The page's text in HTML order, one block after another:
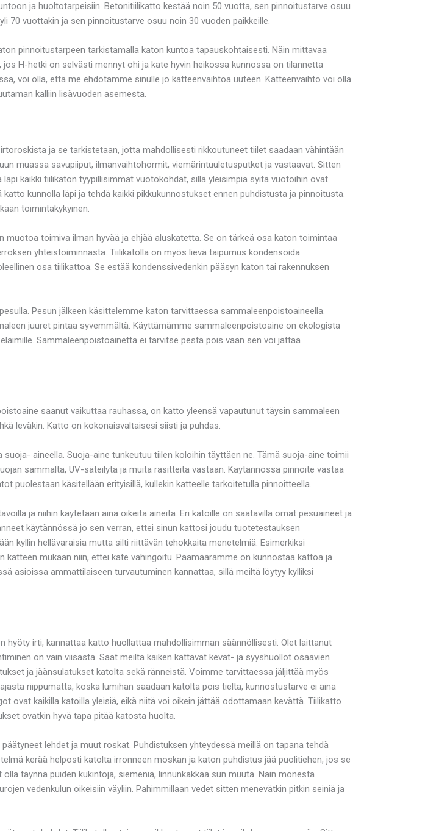
ja huoltotarpeisiin. Betonitiilikatto kestää noin 50 vuotta, sen pinnoitustarve osuu
70 vuottakin ja sen pinnoitustarve osuu noin 30 vuoden paikkeille.
pinnoitustarpeen tarkistamalla katon kuntoa tapauskohtaisesti. Näin mittavaa
H-hetki on selvästi mennyt ohi ja kate hyvin heikossa kunnossa on tilannetta
voi olla, että me ehdotamme sinulle jo katteenvaihtoa uuteen. Katteenvaihto voi olla
kalliin lisävuoden asemesta.
ja se tarkistetaan, jotta mahdollisesti rikkoutuneet tiilet saadaan vähintään
muassa savupiiput, ilmanvaihtohormit, viemärintuuletusputket ja vastaavat. Sitten
kaikki tiilikaton tyypillisimmät vuotokohdat, sillä yleisimpiä syitä vuotoihin ovat
kunnolla läpi ja tehdä kaikki pikkukunnostukset ennen puhdistusta ja pinnoitusta.
toimintakykyinen.
toimiva ilman hyvää ja ehjää aluskatetta. Se on tärkeä osa katon toimintaa
yhteistoiminnasta. Tiilikatolla on myös lievä taipumus kondensoida
osa tiilikattoa. Se estää kondenssivedenkin pääsyn katon tai rakennuksen
Pesun jälkeen käsittelemme katon tarvittaessa sammaleenpoistoaineella.
juuret pintaa syvemmältä. Käyttämämme sammaleenpoistoaine on ekologista
Sammaleenpoistoainetta ei tarvitse pestä pois vaan sen voi jättää
saanut vaikuttaa rauhassa, on katto yleensä vapautunut täysin sammaleen
leväkin. Katto on kokonaisvaltaisesi siisti ja puhdas.
aineella. Suoja-aine tunkeutuu tiilen koloihin täyttäen ne. Tämä suoja-aine toimii
sammalta, UV-säteilytä ja muita rasitteita vastaan. Käytännössä pinnoite vastaa
puolestaan käsitellään erityisillä, kullekin katteelle tarkoitetulla pinnoitteella.
ja niihin käytetään aina oikeita aineita. Eri katoille on saatavilla omat pesuaineet ja
käytännössä jo sen verran, ettei sinun kattosi joudu tuotetestauksen
kyllin hellävaraisia mutta silti riittävän tehokkaita menetelmiä. Esimerkiksi
mukaan niin, ettei kate vahingoitu. Päämäärämme on kunnostaa kattoa ja
asioissa ammattilaiseen turvautuminen kannattaa, sillä meiltä löytyy kylliksi
irti, kannattaa katto huollattaa mahdollisimman säännöllisesti. Olet laittanut
on vain viisasta. Saat meiltä kaiken kattavat kevät- ja syyshuollot osaavien
ja jäänsulatukset katolta sekä ränneistä. Voimme tarvittaessa jäljittää myös
riippumatta, koska lumihan saadaan katolta pois tieltä, kunnostustarve ei aina
ovat kaikilla katoilla yleisiä, eikä niitä voi oikein jättää odottamaan kevättä. Tiilikatto
ovatkin hyvä tapa pitää katosta huolta.
lehdet ja muut roskat. Puhdistuksen yhteydessä meillä on tapana tehdä
kerää helposti katolta irronneen moskan ja katon puhdistus jää puolitiehen, jos se
täynnä puiden kukintoja, siemeniä, linnunkakkaa sun muuta. Näin monesta
vedenkulun oikeisiin väyliin. Pahimmillaan vedet sitten menevätkin pitkin seiniä ja